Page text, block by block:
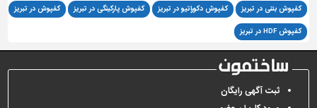
تاسیسات
ساختمان
شهرسازی،
و
کفپوش بتنی در تبریز کفپوش دکوراتیو در تبریز کفپوش پارکینگی در تبریز کفپوش در تبریز
کفپوش HDF در تبریز
ثبت آگهی رایگان